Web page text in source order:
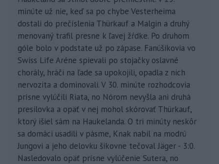
minúte už nie, keď sa po chybe Vesterheima
dostali do prečíslenia Thürkauf a Malgin a druhý
menovaný trafil presne k ľavej žŕdke. Po druhom
góle bolo v podstate už po zápase. Fanúšikovia vo
Swiss Life Aréne spievali po stojačky oslavné
chorály, hráči na ľade sa upokojili, opadla z nich
nervozita a dominovali. V 30. minúte rozhodcovia
prísne vylúčili Riata, no Nórom nevyšla ani druhá
presilovka a opäť v nej mohol skórovať Thürkauf,
ktorý išiel sám na Haukelanda. O tri minúty neskôr
sa domáci usadili v pásme, Knak nabil na modrú
Jungovi a jeho delovku šikovne tečoval Jäger - 3:0.
Nasledovalo opäť prísne vylúčenie Sutera, no